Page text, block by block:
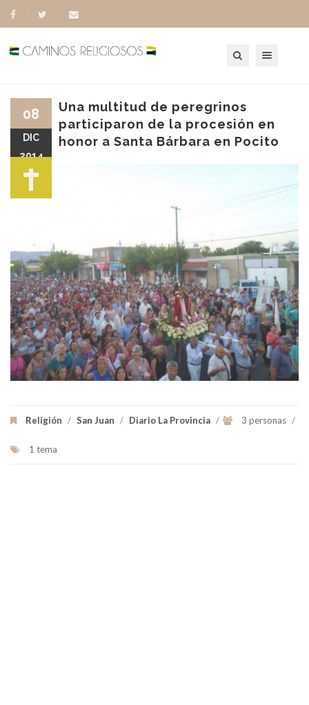
Una multitud de peregrinos
participaron de la procesión en
honor a Santa Bárbara en Pocito
Religión / San Juan / Diario La Provincia / 3 personas /
1 tema
08
DIC
2014